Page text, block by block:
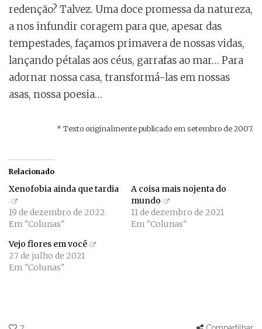
redenção? Talvez. Uma doce promessa da natureza,
a nos infundir coragem para que, apesar das
tempestades, façamos primavera de nossas vidas,
lançando pétalas aos céus, garrafas ao mar… Para
adornar nossa casa, transformá-las em nossas
asas, nossa poesia…
* Texto originalmente publicado em setembro de 2007.
Relacionado
Xenofobia ainda que tardia
19 de dezembro de 2022
Em "Colunas"
A coisa mais nojenta do
mundo
11 de dezembro de 2021
Em "Colunas"
Vejo flores em você
27 de julho de 2021
Em "Colunas"